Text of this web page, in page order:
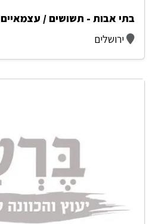
בתי אבות - תשושים / עצמאיים
ירושלים